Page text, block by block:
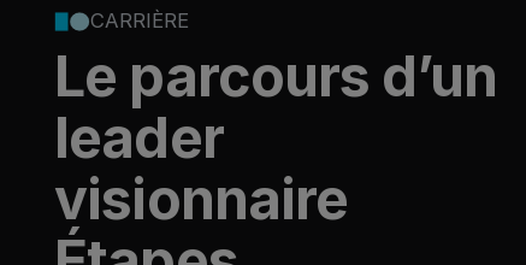
CARRIÈRE
Le parcours d’un
leader
visionnaire